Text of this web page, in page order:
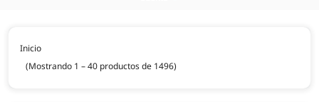
Inicio
(Mostrando 1 – 40 productos de 1496)